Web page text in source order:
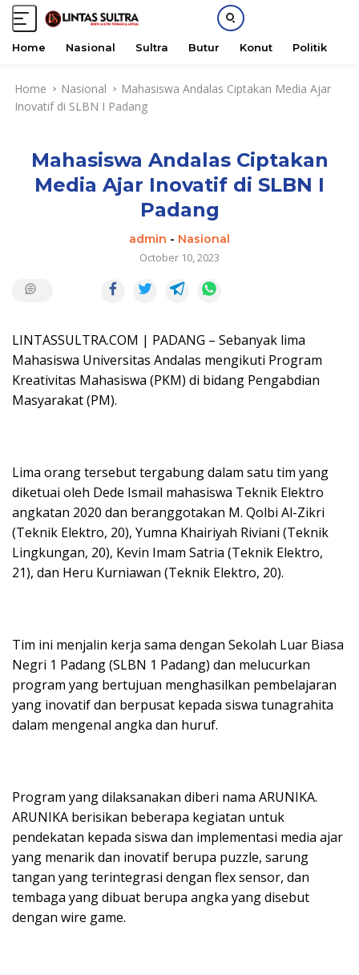
Home Nasional Sultra Butur Konut Politik
Home Nasional
Mahasiswa Andalas Ciptakan Media Ajar
Inovatif di SLBN I Padang
Mahasiswa Andalas Ciptakan
Media Ajar Inovatif di SLBN I
Padang
admin - Nasional
October 10, 2023
LINTASSULTRA.COM | PADANG – Sebanyak lima
Mahasiswa Universitas Andalas mengikuti Program
Kreativitas Mahasiswa (PKM) di bidang Pengabdian
Masyarakat (PM).
Lima orang tersebut tergabung dalam satu tim yang
diketuai oleh Dede Ismail mahasiswa Teknik Elektro
angkatan 2020 dan beranggotakan M. Qolbi Al-Zikri
(Teknik Elektro, 20), Yumna Khairiyah Riviani (Teknik
Lingkungan, 20), Kevin Imam Satria (Teknik Elektro,
21), dan Heru Kurniawan (Teknik Elektro, 20).
Tim ini menjalin kerja sama dengan Sekolah Luar Biasa
Negri 1 Padang (SLBN 1 Padang) dan melucurkan
program yang bertujuan menghasilkan pembelajaran
yang inovatif dan berpusat kepada siswa tunagrahita
dalam mengenal angka dan huruf.
Program yang dilaksanakan diberi nama ARUNIKA.
ARUNIKA berisikan beberapa kegiatan untuk
pendekatan kepada siswa dan implementasi media ajar
yang menarik dan inovatif berupa puzzle, sarung
tangan yang terintegrasi dengan flex sensor, dan
tembaga yang dibuat berupa angka yang disebut
dengan wire game.